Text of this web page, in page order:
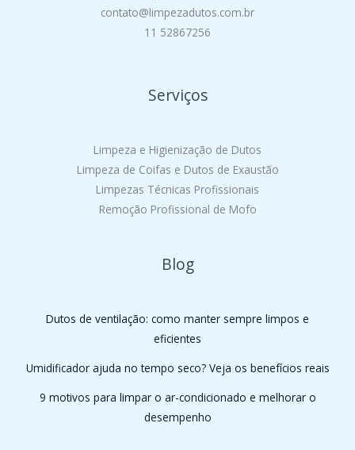
contato@limpezadutos.com.br
11 52867256
Serviços
Limpeza e Higienização de Dutos
Limpeza de Coifas e Dutos de Exaustão
Limpezas Técnicas Profissionais
Remoção Profissional de Mofo
Blog
Dutos de ventilação: como manter sempre limpos e
eficientes
Umidificador ajuda no tempo seco? Veja os benefícios reais
9 motivos para limpar o ar-condicionado e melhorar o
desempenho